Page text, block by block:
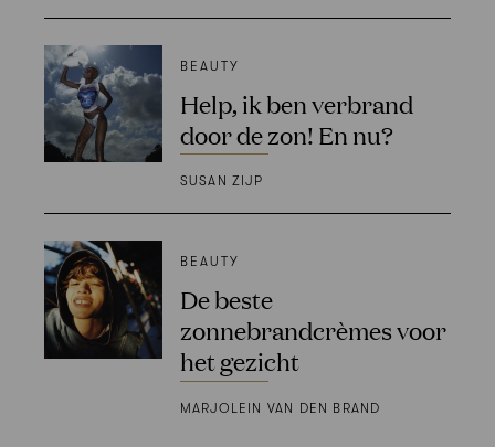
BEAUTY
Help, ik ben verbrand
door de zon! En nu?
SUSAN ZIJP
BEAUTY
De beste
zonnebrandcrèmes voor
het gezicht
MARJOLEIN VAN DEN BRAND